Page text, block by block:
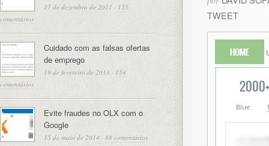
TWEET
17 de dezembro de 2011 · 155
comentários
Cuidado com as falsas ofertas
de emprego
19 de fevereiro de 2013 · 154
comentários
Evite fraudes no OLX com o
Google
15 de maio de 2014 · 88 comentários